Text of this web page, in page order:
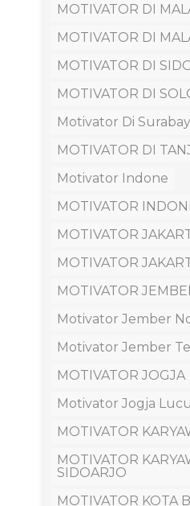
MOTIVATOR DI
MOTIVATOR DI
MOTIVATOR DI
MOTIVATOR DI
Motivator Di
MOTIVATOR DI
Motivator Indone
MOTIVATOR
MOTIVATOR
MOTIVATOR
MOTIVATOR
Motivator Jember
Motivator Jember
MOTIVATOR JOGJA
Motivator Jogja Lucu
MOTIVATOR
MOTIVATOR
SIDOARJO
MOTIVATOR KOTA